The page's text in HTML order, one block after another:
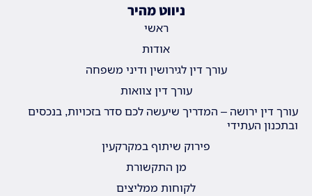
ניווט מהיר
ראשי
אודות
עורך דין לגירושין ודיני משפחה
עורך דין צוואות
עורך דין ירושה – המדריך שיעשה לכם סדר בזכויות, בנכסים
ובתכנון העתידי
פירוק שיתוף במקרקעין
מן התקשורת
לקוחות ממליצים